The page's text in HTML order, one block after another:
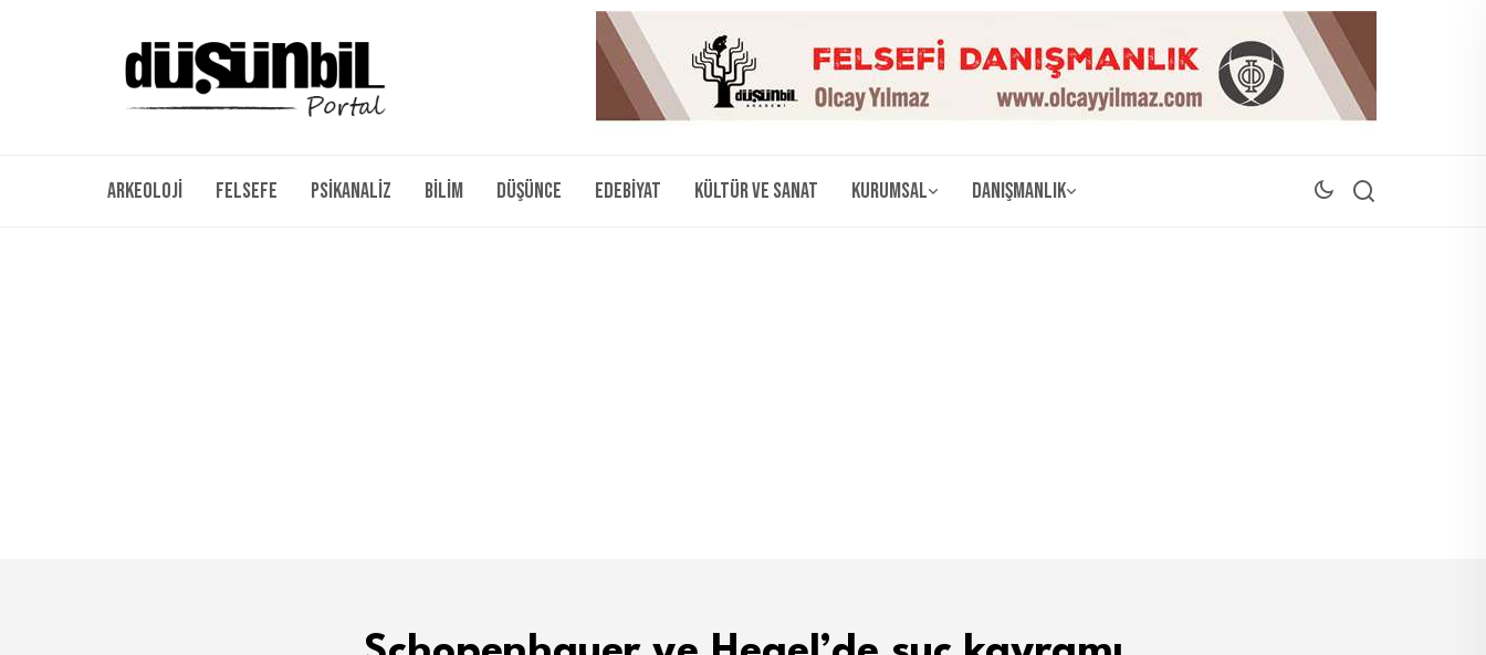
Arkeoloji Felsefe Psikanaliz Bilim Düşünce Edebiyat Kültür ve Sanat Kurumsal Danışmanlık